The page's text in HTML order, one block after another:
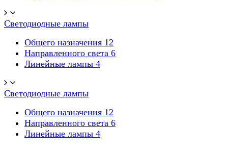
Светодиодные лампы
Общего назначения 12
Направленного света 6
Линейные лампы 4
Светодиодные лампы
Общего назначения 12
Направленного света 6
Линейные лампы 4